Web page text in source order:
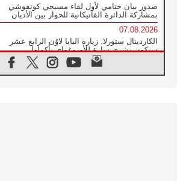
صدور بيان ختامي لأول لقاء مسيحي كونفوشي
بمشاركة الدائرة الفاتيكانية للحوار بين الأديان
07.08.2026
الكاردينال ستورلا: زيارة البابا لاوُن الرابع عشر
ستكون بشرى سارة للأوروغواي بأكملها
الفاتيكان يعلن برنامج الزيارة الرسولية للبابا لاوُن